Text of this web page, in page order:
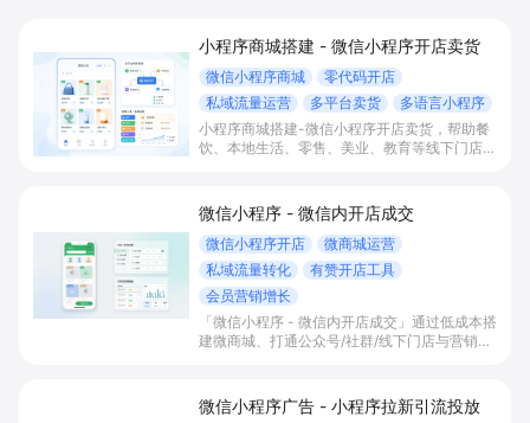
小程序商城搭建 - 微信小程序开店卖货
微信小程序商城
零代码开店
私域流量运营
多平台卖货
多语言小程序
小程序商城搭建-微信小程序开店卖货，帮助餐
饮、本地生活、零售、美业、教育等线下门店及
沉淀自有流量、提升成交与复购。
微信小程序 - 微信内开店成交
微信小程序开店
微商城运营
私域流量转化
有赞开店工具
会员营销增长
「微信小程序 - 微信内开店成交」通过低成本搭
建微商城、打通公众号/社群/线下门店与营销工
收。
微信小程序广告 - 小程序拉新引流投放